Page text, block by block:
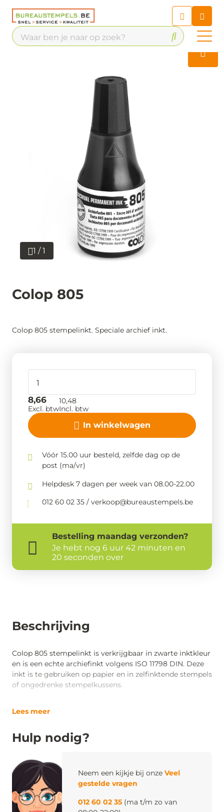
Chat 24/7 met onze chatbot
voor hulp
Contact
Beschrijving
Colop 805 stempelinkt is verkrijgbaar in zwarte inktkleur
en is een echte archiefinkt volgens ISO 11798 DIN. Deze
inkt is te gebruiken op papier en in zelfinktende stempels
of ongedrenke stempelkussens.
Lees meer
Hulp nodig?
Neem een kijkje bij onze Veel
gestelde vragen
012 60 02 35 (ma t/m zo van
1 / 1
Colop 805
Colop 805 stempelinkt. Speciale archief inkt.
In winkelwagen
8,66
Excl. btw
10,48
Incl. btw
Vóór 15.00 uur besteld, zelfde dag op de
post (ma/vr)
Helpdesk 7 dagen per week van 08.00-22.00
012 60 02 35 / verkoop@bureaustempels.be
Bestelling maandag verzonden?
Je hebt nog 6 uur 42 minuten en 19
seconden over